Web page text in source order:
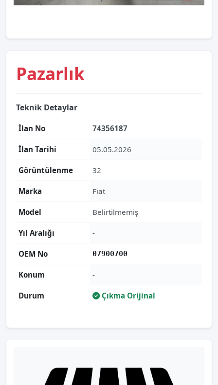
Pazarlık
Teknik Detaylar
İlan No 74356187
İlan Tarihi 05.05.2026
Görüntülenme 32
Marka Fiat
Model Belirtilmemiş
Yıl Aralığı -
OEM No 07900700
Konum -
Durum Çıkma Orijinal